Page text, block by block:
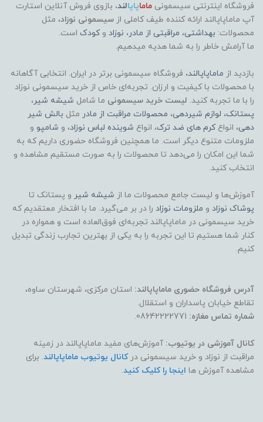
فروشگاه اینترنتی سیسمونی ماماپاپالند، بازوی فروش آنلاین استارت
آپ ماماپاپالند ارائه کننده طیف کاملی از سیسمونی نوزاد، مثل
محصولات: بهداشتی، مراقبتی از مادر، نوزاد وکودک است.
ما آرامش خاطر را به شما هدیه میدهیم.
بازدید از ماماپاپالند، فروشگاه سیسمونی برتر در ایران. انتخابی آگاهانه
با محصولات با کیفیت و ارزان. تجربه‌ای خاص از خرید سیسمونی نوزاد
را با ما تجربه کنید. لیست خرید سیسمونی ما شامل شیشه شیر،
پستانک، لوازم شیردهی، محصولات مراقبت از مادر مثل بالش شیر
دهی، انواعکرم های ضد ترک، انواع شوینده لباس نوزاد، و شامپو و
ملزومات متنوع دیگر است. ما همچنین فروشگاه حضوری داریم که به
شما این امکان را می‌دهد تا محصولات را به صورت مستقیم مشاهده و
انتخاب کنید.
آموزش‌ها و لیست جامع محصولات ما از شیشه شیر و پستانک تا
پوشاک نوزاد و ملزومات نوزاد را در بر می‌گیرد. ما با افتخار معتقدیم که
خرید سیسمونی در ماماپاپالند تجربه‌ای فوق‌العاده است و همواره در
کنار شما هستیم تا این تجربه را به یکی از بهترین تجارب زندگی تبدیل
کنیم.
آدرس فروشگاه حضوری ماماپاپالند: استان مرکزی، شهرستان ساوه،
تقاطع خیابان پاسداران و استقلال.
شماره تماس مغازه:
کانال آموزشی در یوتیوب: آموزش‌های مفید ماماپاپالند در زمینه
مراقبت از نوزاد و خرید سیسمونی درکانال یوتیوب ماماپاپالند. برای
مشاهده آموزش ها اینجا را کلیک کنید.